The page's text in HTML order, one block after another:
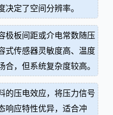
定了空间分辨率。
极板间距或介电常数随压
式传感器灵敏度高、温度
，但系统复杂度较高。
的压电效应，将压力信号
响应特性优异，适合冲